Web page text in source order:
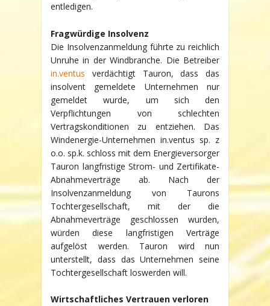
entledigen.
Fragwürdige Insolvenz
Die Insolvenzanmeldung führte zu reichlich
Unruhe in der Windbranche. Die Betreiber
in.ventus verdächtigt Tauron, dass das
insolvent gemeldete Unternehmen nur
gemeldet wurde, um sich den
Verpflichtungen von schlechten
Vertragskonditionen zu entziehen. Das
Windenergie-Unternehmen in.ventus sp. z
o.o. sp.k. schloss mit dem Energieversorger
Tauron langfristige Strom- und Zertifikate-
Abnahmeverträge ab. Nach der
Insolvenzanmeldung von Taurons
Tochtergesellschaft, mit der die
Abnahmeverträge geschlossen wurden,
würden diese langfristigen Verträge
aufgelöst werden. Tauron wird nun
unterstellt, dass das Unternehmen seine
Tochtergesellschaft loswerden will.
Wirtschaftliches Vertrauen verloren